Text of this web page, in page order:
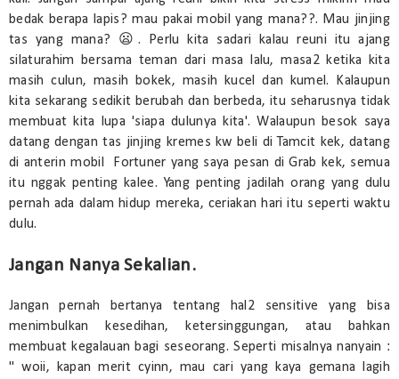
bedak berapa lapis? mau pakai mobil yang mana??. Mau jinjing
tas yang mana? 😦. Perlu kita sadari kalau reuni itu ajang
silaturahim bersama teman dari masa lalu, masa2 ketika kita
masih culun, masih bokek, masih kucel dan kumel. Kalaupun
kita sekarang sedikit berubah dan berbeda, itu seharusnya tidak
membuat kita lupa 'siapa dulunya kita'. Walaupun besok saya
datang dengan tas jinjing kremes kw beli di Tamcit kek, datang
di anterin mobil Fortuner yang saya pesan di Grab kek, semua
itu nggak penting kalee. Yang penting jadilah orang yang dulu
pernah ada dalam hidup mereka, ceriakan hari itu seperti waktu
dulu.
Jangan Nanya Sekalian.
Jangan pernah bertanya tentang hal2 sensitive yang bisa
menimbulkan kesedihan, ketersinggungan, atau bahkan
membuat kegalauan bagi seseorang. Seperti misalnya nanyain :
" woii, kapan merit cyinn, mau cari yang kaya gemana lagih